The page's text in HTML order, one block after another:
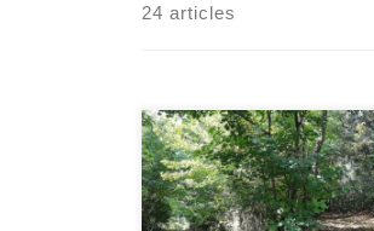
24 articles
L’A.P.N.O. ( Association pour la
Protection de la Nature au
Olonnes ) invite ses
sortie nature consacrée à la